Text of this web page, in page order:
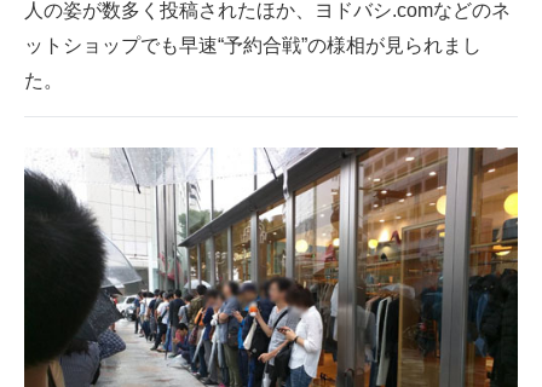
好きが集まる 比べて選べる
AI活用のいまが分かる
企業ITのトレンドを詳説
経営リーダーのコミュニティ
マーケ×ITの今がよく分かる
ITエンジニア向け専門サイト
企業向けIT製品の総合サイト
人の姿が数多く投稿されたほか、ヨドバシ.comなどのネ
ットショップでも早速“予約合戦”の様相が見られまし
た。